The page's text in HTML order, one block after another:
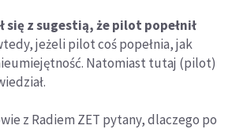
się z sugestią, że pilot popełnił
jeżeli pilot coś popełnia, jak
Natomiast tutaj (pilot)
z Radiem ZET pytany, dlaczego po